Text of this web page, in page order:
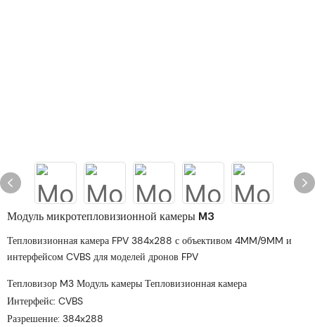
Модуль микротепловизионной камеры M3
Тепловизионная камера FPV 384x288 с объективом 4MM/9MM и
интерфейсом CVBS для моделей дронов FPV
Тепловизор M3 Модуль камеры Тепловизионная камера
Интерфейс: CVBS
Разрешение: 384x288